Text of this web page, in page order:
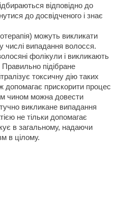
відповідно до
до досвідченого і знає
можуть викликати
числі випадання волосся.
фолікули і викликають
підібране
токсичну дію таких
допомагає прискорити процес
чином можна довести
викликане випадання
не тільки допомагає
в загальному, надаючи
в цілому.